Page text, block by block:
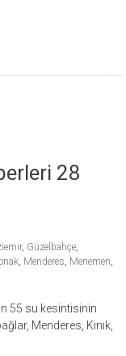
28
, Güzelbahçe,
, Menderes, Menemen,
55 su kesintisinin
Menderes, Kınık,